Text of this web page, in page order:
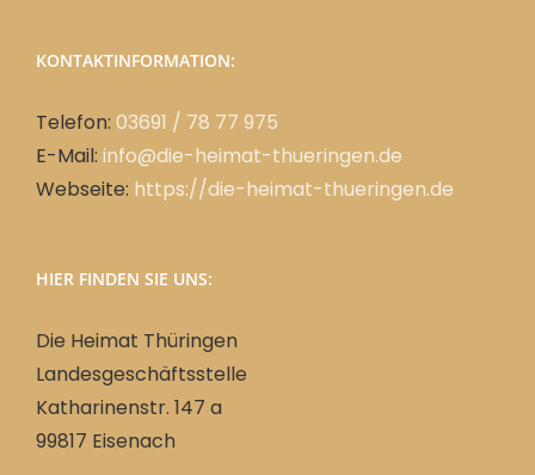
KONTAKTINFORMATION:
Telefon: 03691 / 78 77 975
E-Mail: info@die-heimat-thueringen.de
Webseite: https://die-heimat-thueringen.de
HIER FINDEN SIE UNS:
Die Heimat Thüringen
Landesgeschäftsstelle
Katharinenstr. 147 a
99817 Eisenach